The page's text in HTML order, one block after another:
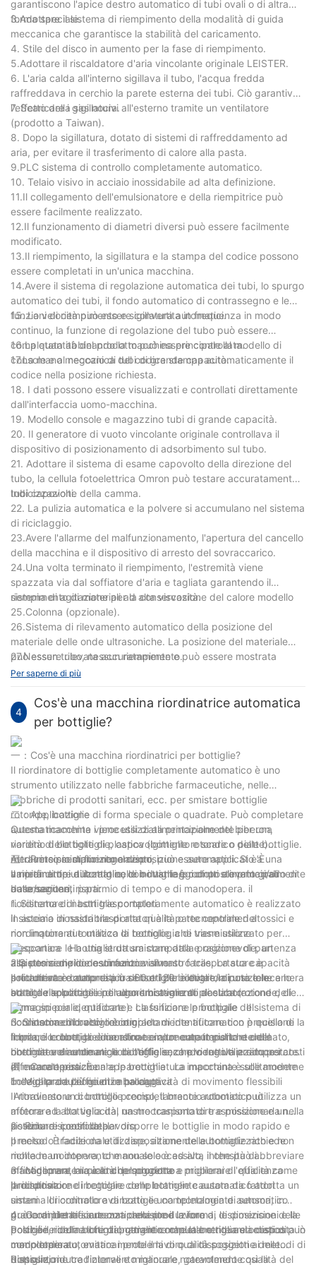
garantiscono l'apice destro automatico di tubi ovali o di altra
forma speciale.
3.Adottare il sistema di riempimento della modalità di guida
meccanica che garantisce la stabilità del caricamento.
4. Stile del disco in aumento per la fase di riempimento.
5.Adottare il riscaldatore d'aria vincolante originale LEISTER.
6. L'aria calda all'interno sigillava il tubo, l'acqua fredda
raffreddava in cerchio la parete esterna dei tubi. Ciò garantiva
l'effetto della sigillatura.
7. Scaricare i gas nocivi all'esterno tramite un ventilatore
(prodotto a Taiwan).
8. Dopo la sigillatura, dotato di sistemi di raffreddamento ad
aria, per evitare il trasferimento di calore alla pasta.
9.PLC sistema di controllo completamente automatico.
10. Telaio visivo in acciaio inossidabile ad alta definizione.
11.Il collegamento dell'emulsionatore e della riempitrice può
essere facilmente realizzato.
12.Il funzionamento di diametri diversi può essere facilmente
modificato.
13.Il riempimento, la sigillatura e la stampa del codice possono
essere completati in un'unica macchina.
14.Avere il sistema di regolazione automatica dei tubi, lo spurgo
automatico dei tubi, il fondo automatico di contrassegno e le
funzioni di riempimento e sigillatura automatici.
15. La velocità può essere convertita in frequenza in modo
continuo, la funzione di regolazione del tubo può essere
completata abbinando la macchina principale al modello di
console e al negozio di tubi di grande capacità.
16.La quantità del prodotto può essere controllata.
17.La mano meccanica del codice stampa automaticamente il
codice nella posizione richiesta.
18. I dati possono essere visualizzati e controllati direttamente
dall'interfaccia uomo-macchina.
19. Modello console e magazzino tubi di grande capacità.
20. Il generatore di vuoto vincolante originale controllava il
dispositivo di posizionamento di adsorbimento sul tubo.
21. Adottare il sistema di esame capovolto della direzione del
tubo, la cellula fotoelettrica Omron può testare accuratamente i
tubi capovolti.
Indicizzazione della camma.
22. La pulizia automatica e la polvere si accumulano nel sistema
di riciclaggio.
23.Avere l'allarme del malfunzionamento, l'apertura del cancello
della macchina e il dispositivo di arresto del sovraccarico.
24.Una volta terminato il riempimento, l'estremità viene
spazzata via dal soffiatore d'aria e tagliata garantendo il
riempimento di materiali ad alta viscosità.
sistema di agitazione per la conservazione del calore modello
25.Colonna (opzionale).
26.Sistema di rilevamento automatico della posizione del
materiale delle onde ultrasoniche. La posizione del materiale
può essere rilevata accuratamente e può essere mostrata
direttamente sul touch screen con la corrispondenza del
ultrasoniche BANNER e del modulo Siemens. (opzionale).
27.Nessun tubo, nessun riempimento.
Per saperne di più
4
Cos'è una macchina riordinatrice automatica
per bottiglie?
一：Cos'è una macchina riordinatrici per bottiglie?
Il riordinatore di bottiglie completamente automatico è uno
strumento utilizzato nelle fabbriche farmaceutiche, nelle
fabbriche di prodotti sanitari, ecc. per smistare bottiglie
rotonde, bottiglie di forma speciale o quadrate. Può completare
automaticamente i processi di alimentazione del biberon,
riordino delle bottiglie, capovolgimento e scarico delle bottiglie.
Attraverso semplici regolazioni, può essere applicato a una
varietà di tipi di bottiglie, con i vantaggi di un elevato grado di
automazione, risparmio di tempo e di manodopera. il
riordinatore di bottiglie completamente automatico è realizzato
in acciaio inossidabile di alta qualità o tecnopolimeri atossici e
non inquinanti e utilizza la tecnologia di trasmissione
meccanica Ha una struttura compatta e ragionevole, un
aspetto semplice e un funzionamento facile. La sua capacità
produttiva è compresa tra 60 e 120 bottiglie/minuto e le
bottiglie applicabili includono bottiglie di plastica (rotonde, di
forma speciale, quadrate). La funzione principale del
riordinatore di bottiglie completamente automatico è quella di
impilare le bottiglie disordinate in un output pulito e ordinato,
che notevolmente migliora l'efficienza produttiva e riduce i costi
di manodopera. È un'apparecchiatura importante sulle moderne
linee di produzione di imballaggi.
二：Applicazione
Questa macchina viene utilizzata principalmente per una
varietà di bottiglie di plastica (bottiglie rotonde o piatte)
mediante smistamento e disposizione automatici. Si è’È
ampiamente utilizzato nelle industrie/prodotti alimentari/di
base/sanitari.
三：Principio di funzionamento
Il riordinatore automatico di bottiglie è composto principalmente
dalle seguenti parti:
1. Sistema di nastri trasportatori
Il sistema di nastri trasportatori è la parte centrale del
riordinatore automatico di bottiglie, che viene utilizzato per
trasportare le bottiglie da smistare dalla posizione di partenza
alla posizione di destinazione Il nastro trasportatore è
solitamente dotato di più sensori per rilevare la posizione e lo
stato delle bottiglie per uno smistamento accurato
2.Sistema di riconoscimento visivo
Il riordinatore automatico di bottiglie è dotato di una telecamera
ad alta risoluzione e di algoritmi avanzati di elaborazione delle
immagini per identificare e classificare le bottiglie Il sistema di
riconoscimento visivo è in grado di identificare con precisione la
forma, il colore, la dimensione e altre caratteristiche della
bottiglia e di ordinare le bottiglie secondo regole preimpostate.
3. Sistema di bracci robotici
Il braccio robotico è un altro componente importante del
riordinatore automatico di bottiglie, che viene utilizzato per
afferrare e posizionare le bottiglie La macchina è solitamente
collegata da più giunti e ha capacità di movimento flessibili
Attraverso un controllo preciso, il braccio robotico può
afferrare la bottiglia dal nastro trasportatore e posizionarla nella
posizione specificata.
四：Caratteristiche
1 Migliorare l'efficienza produttiva
Il riordinatore di bottiglie completamente automatico utilizza un
motore ad alta velocità, un meccanismo di trasmissione e un
sistema di controllo per disporre le bottiglie in modo rapido e
preciso È facile da utilizzare, altamente automatizzato e non
richiede un intervento manuale eccessivo, il che può abbreviare
efficacemente il ciclo di produzione e migliorare l'efficienza
produttiva.
2 Ridurre i costi del lavoro
Il metodo tradizionale di disposizione delle bottiglie richiede
molta manodopera, che non solo è ad alta intensità di
manodopera, ma è anche soggetta a problemi di qualità come
la disposizione irregolare delle bottiglie causata da fattori
umani Il riordinatore di bottiglie completamente automatico
può completare automaticamente il lavoro di disposizione delle
bottiglie, ridurre il funzionamento manuale e ridurre i costi di
manodopera.
3 Migliorare la qualità del prodotto
Il riordinatore di bottiglie completamente automatico adotta un
sistema di controllo avanzato e una tecnologia di sensori, in
grado di identificare con precisione la forma, le dimensioni e la
posizione della bottiglia, garantire che la bottiglia sia disposta in
modo ordinato, evitare i problemi di qualità soggetti ai metodi di
disposizione tradizionali e migliorare notevolmente qualità del
4 Garantire la sicurezza della produzione
Poiché il riordinatore di bottiglie completamente automatico può
completare automaticamente il lavoro di disposizione delle
bottiglie, riduce l'intervento manuale, garantendo così la
Riassunto